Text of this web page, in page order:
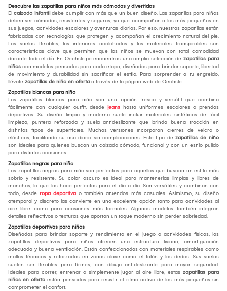
Descubre las zapatillas para niños más cómodas y divertidas
El calzado infantil debe cumplir con más que un buen diseño. Las zapatillas para niños
deben ser cómodas, resistentes y seguras, ya que acompañan a los más pequeños en
sus juegos, actividades escolares y aventuras diarias. Por eso, nuestras zapatillas están
fabricadas con tecnologías que protegen y acompañan el crecimiento natural del pie.
Las suelas flexibles, los interiores acolchados y los materiales transpirables son
características clave que permiten que los niños se muevan con total comodidad
durante todo el día. En Oechsle.pe encuentras una amplia selección de zapatillas para
niños con modelos pensados para cada etapa, diseñados para brindar soporte, libertad
de movimiento y durabilidad sin sacrificar el estilo. Para sorprender a tu engreído,
llévate zapatillas de niño en oferta a través de la página web de Oechsle.
Zapatillas blancas para niño
Las zapatillas blancas para niño son una opción fresca y versátil que combina
fácilmente con cualquier outfit, desde jeans hasta uniformes escolares o prendas
deportivas. Su diseño limpio y moderno suele incluir materiales sintéticos de fácil
limpieza, puntera reforzada y suela antideslizante que brinda buena tracción en
distintos tipos de superficies. Muchas versiones incorporan cierres de velcro o
elásticos, facilitando su uso diario sin complicaciones. Este tipo de zapatillas de niño
son ideales para quienes buscan un calzado cómodo, funcional y con un estilo pulido
para distintas ocasiones.
Zapatillas negras para niño
Las zapatillas negras para niño son perfectas para aquellos que buscan un estilo más
sobrio y resistente. Su color oscuro es ideal para mantenerlas limpias y libres de
manchas, lo que las hace perfectas para el día a día. Son versátiles y combinan con
todo, desde ropa deportiva o también atuendos más casuales. Asimismo, su diseño
atemporal y discreto las convierte en una excelente opción tanto para actividades al
aire libre como para ocasiones más formales. Algunos modelos también integran
detalles reflectivos o texturas que aportan un toque moderno sin perder sobriedad.
Zapatillas deportivas para niños
Diseñadas para brindar soporte y rendimiento en el juego o actividades físicas, las
zapatillas deportivas para niños ofrecen una estructura liviana, amortiguación
adecuada y buena ventilación. Están confeccionadas con materiales respirables como
mallas técnicas y reforzadas en zonas clave como el talón y los dedos. Sus suelas
suelen ser flexibles pero firmes, con dibujo antideslizante para mayor seguridad.
Ideales para correr, entrenar o simplemente jugar al aire libre, estas zapatillas para
niños en oferta están pensadas para resistir el ritmo activo de los más pequeños sin
comprometer el confort.